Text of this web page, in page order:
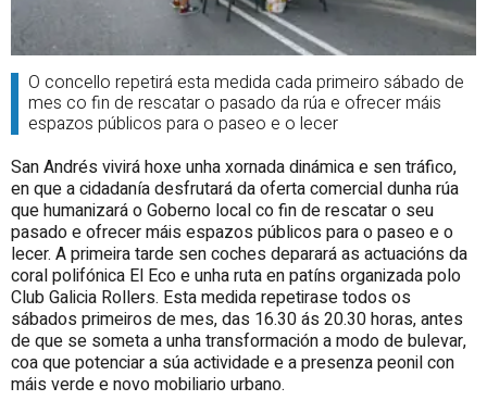
O concello repetirá esta medida cada primeiro sábado de
mes co fin de rescatar o pasado da rúa e ofrecer máis
espazos públicos para o paseo e o lecer
San Andrés vivirá hoxe unha xornada dinámica e sen tráfico,
en que a cidadanía desfrutará da oferta comercial dunha rúa
que humanizará o Goberno local co fin de rescatar o seu
pasado e ofrecer máis espazos públicos para o paseo e o
lecer. A primeira tarde sen coches deparará as actuacións da
coral polifónica El Eco e unha ruta en patíns organizada polo
Club Galicia Rollers. Esta medida repetirase todos os
sábados primeiros de mes, das 16.30 ás 20.30 horas, antes
de que se someta a unha transformación a modo de bulevar,
coa que potenciar a súa actividade e a presenza peonil con
máis verde e novo mobiliario urbano.